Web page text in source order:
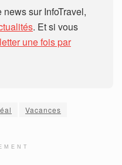
sur InfoTravel,
. Et si vous
une fois par
Vacances